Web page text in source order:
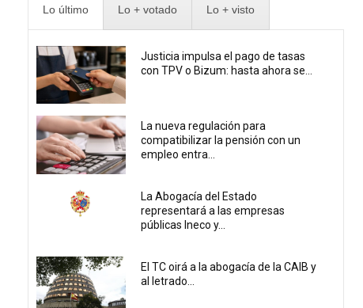
Lo último Lo + votado Lo + visto
Justicia impulsa el pago de tasas
con TPV o Bizum: hasta ahora se...
La nueva regulación para
compatibilizar la pensión con un
empleo entra...
La Abogacía del Estado
representará a las empresas
públicas Ineco y...
El TC oirá a la abogacía de la CAIB y
al letrado...